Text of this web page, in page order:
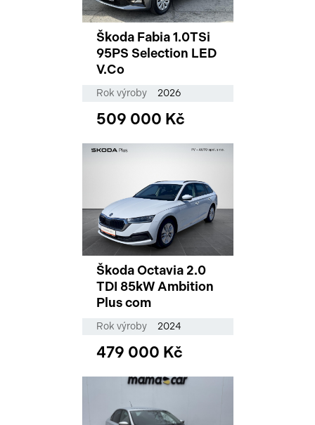
Škoda Fabia 1.0TSi
95PS Selection LED
V.Co
Rok výroby 2026
509 000 Kč
Škoda Octavia 2.0
TDI 85kW Ambition
Plus com
Rok výroby 2024
479 000 Kč